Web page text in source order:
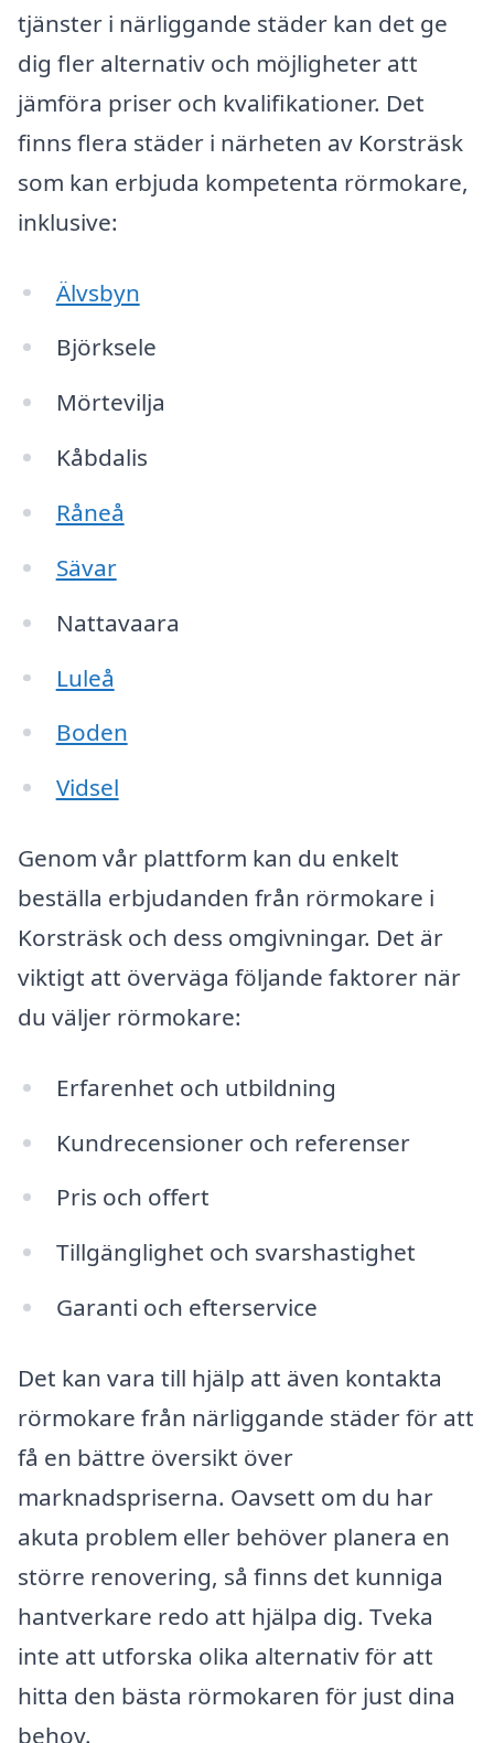
tjänster i närliggande städer kan det ge
dig fler alternativ och möjligheter att
jämföra priser och kvalifikationer. Det
finns flera städer i närheten av Korsträsk
som kan erbjuda kompetenta rörmokare,
inklusive:
Älvsbyn
Björksele
Mörtevilja
Kåbdalis
Råneå
Sävar
Nattavaara
Luleå
Boden
Vidsel
Genom vår plattform kan du enkelt
beställa erbjudanden från rörmokare i
Korsträsk och dess omgivningar. Det är
viktigt att överväga följande faktorer när
du väljer rörmokare:
Erfarenhet och utbildning
Kundrecensioner och referenser
Pris och offert
Tillgänglighet och svarshastighet
Garanti och efterservice
Det kan vara till hjälp att även kontakta
rörmokare från närliggande städer för att
få en bättre översikt över
marknadspriserna. Oavsett om du har
akuta problem eller behöver planera en
större renovering, så finns det kunniga
hantverkare redo att hjälpa dig. Tveka
inte att utforska olika alternativ för att
hitta den bästa rörmokaren för just dina
behov.